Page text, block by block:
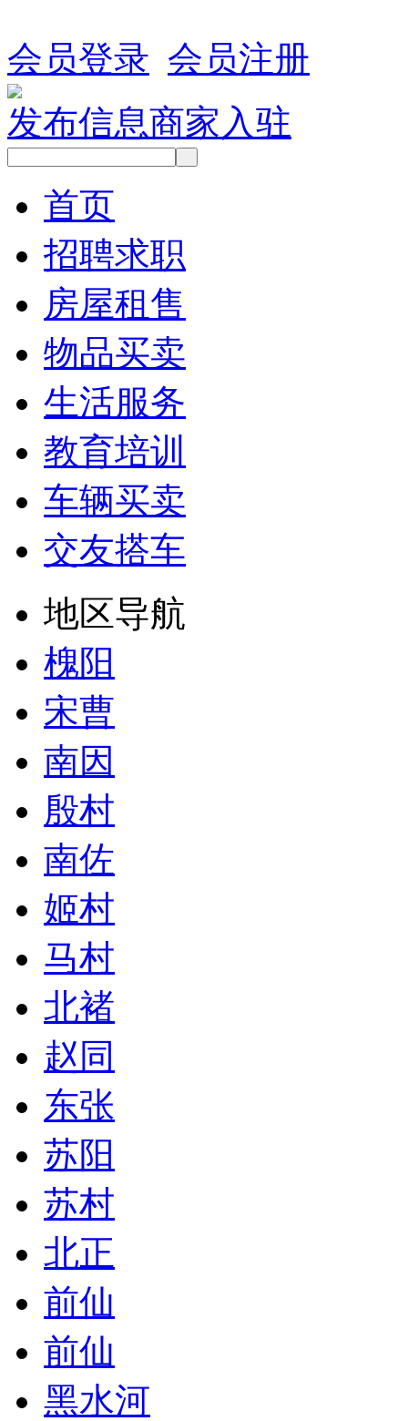
会员登录 会员注册
发布信息商家入驻
首页
招聘求职
房屋租售
物品买卖
生活服务
教育培训
车辆买卖
交友搭车
地区导航
槐阳
宋曹
南因
殷村
南佐
姬村
马村
北褚
赵同
东张
苏阳
苏村
北正
前仙
前仙
黑水河